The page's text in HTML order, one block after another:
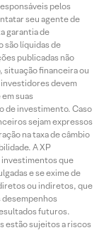
pelos
seu agente de
garantia de
são líquidas de
publicadas não
situação financeira ou
devem
suas
de investimento. Caso
sejam expressos
na taxa de câmbio
A XP
investimentos que
e se exime de
ou indiretos, que
desempenhos
futuros.
estão sujeitos a riscos